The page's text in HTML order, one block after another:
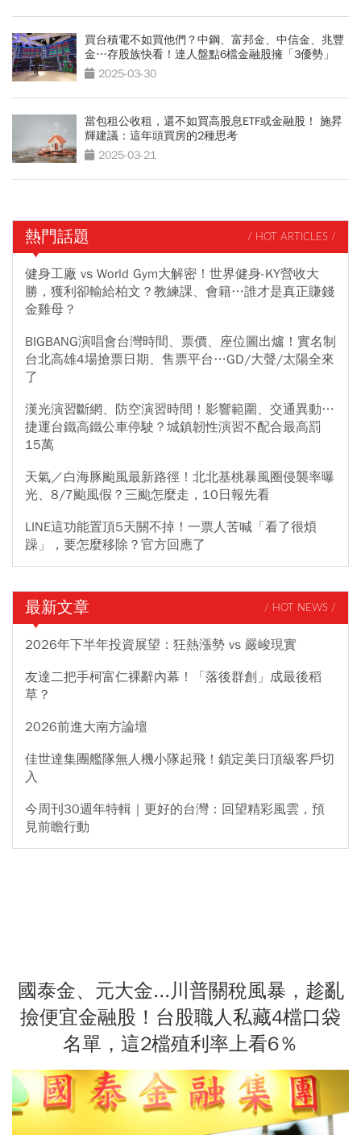
買台積電不如買他們？中鋼、富邦金、中信金、兆豐
金…存股族快看！達人盤點6檔金融股擁「3優勢」
2025-03-30
當包租公收租，還不如買高股息ETF或金融股！ 施昇
輝建議：這年頭買房的2種思考
2025-03-21
熱門話題 / HOT ARTICLES /
健身工廠 vs World Gym大解密！世界健身-KY營收大
勝，獲利卻輸給柏文？教練課、會籍…誰才是真正賺錢
金雞母？
BIGBANG演唱會台灣時間、票價、座位圖出爐！實名制
台北高雄4場搶票日期、售票平台…GD/大聲/太陽全來
了
漢光演習斷網、防空演習時間！影響範圍、交通異動…
捷運台鐵高鐵公車停駛？城鎮韌性演習不配合最高罰
15萬
天氣／白海豚颱風最新路徑！北北基桃暴風圈侵襲率曝
光、8/7颱風假？三颱怎麼走，10日報先看
LINE這功能置頂5天關不掉！一票人苦喊「看了很煩
躁」，要怎麼移除？官方回應了
最新文章 / HOT NEWS /
2026年下半年投資展望：狂熱漲勢 vs 嚴峻現實
友達二把手柯富仁裸辭內幕！「落後群創」成最後稻
草？
2026前進大南方論壇
佳世達集團艦隊無人機小隊起飛！鎖定美日頂級客戶切
入
今周刊30週年特輯｜更好的台灣：回望精彩風雲，預
見前瞻行動
國泰金、元大金...川普關稅風暴，趁亂
撿便宜金融股！台股職人私藏4檔口袋
名單，這2檔殖利率上看6％